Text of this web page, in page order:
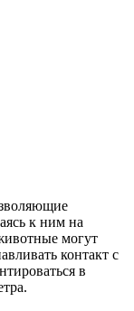
к ним на
могут
контакт с
в